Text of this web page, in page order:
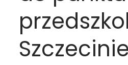
Szczecinie